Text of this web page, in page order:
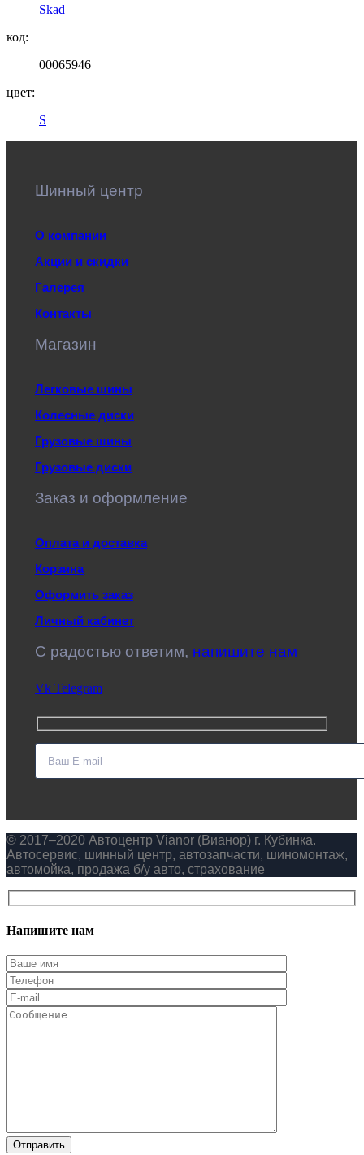
Skad
код:
00065946
цвет:
S
Шинный центр
О компании
Акции и скидки
Галерея
Контакты
Магазин
Легковые шины
Колесные диски
Грузовые шины
Грузовые диски
Заказ и оформление
Оплата и доставка
Корзина
Оформить заказ
Личный кабинет
C радостью ответим, напишите нам
Vk Telegram
© 2017–2020 Автоцентр Vianor (Вианор) г. Кубинка.
Автосервис, шинный центр, автозапчасти, шиномонтаж,
автомойка, продажа б/у авто, страхование
Напишите нам